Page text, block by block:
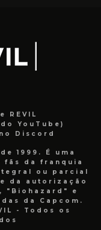
REVIL
YouTube)
no Discord
1999. É uma
da franquia
ou parcial
da autorização
"Biohazard" e
da Capcom.
- Todos os